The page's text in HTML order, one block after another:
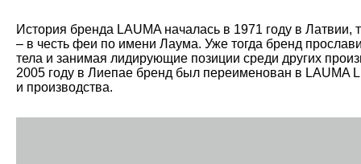
История бренда LAUMA началась в 1971 году в
– в честь феи по имени Лаума. Уже тогда бренд
тела и занимая лидирующие позиции среди других
2005 году в Лиепае бренд был переименован в LAUMA
и производства.